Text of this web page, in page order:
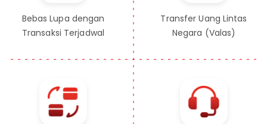
Bebas Lupa dengan
Transaksi Terjadwal
Transfer Uang Lintas
Negara (Valas)